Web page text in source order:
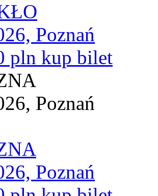
Poznań
pln kup bilet
Poznań
Poznań